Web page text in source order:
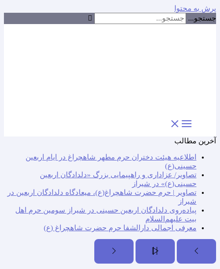
پرش به محتوا
جستجو...
آخرین مطالب
اطلاعیه هیئت دختران حرم مطهر شاهچراغ در ایام اربعین
حسینی(ع)
تصاویر/ عزاداری و راهپیمایی بزرگ «دلدادگان اربعین
حسینی(ع)» در شیراز
تصاویر | حرم حضرت شاهچراغ(ع)، میعادگاه دلدادگان اربعین در
شیراز
پیاده‌روی دلدادگان اربعین حسینی در شیراز سومین حرم اهل
بیت علیهم‌السلام
معرفی اجمالی دارالشفا حرم حضرت شاهچراغ (ع)